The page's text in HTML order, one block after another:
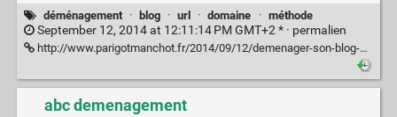
déménagement · blog · url · domaine · méthode
September 12, 2014 at 12:11:14 PM GMT+2 * · permalien
http://www.parigotmanchot.fr/2014/09/12/demenager-son-blog-wordpress-en-quelques-clics-avec-une-redirection-propre-en-301-pour-chaque-element/
abc demenagement